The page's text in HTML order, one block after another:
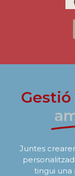
Gestió
Juntes
tingui una